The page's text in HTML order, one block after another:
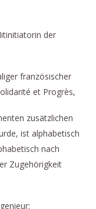
der
französischer
et Progrès,
zusätzlichen
ist alphabetisch
nach
Zugehörigkeit